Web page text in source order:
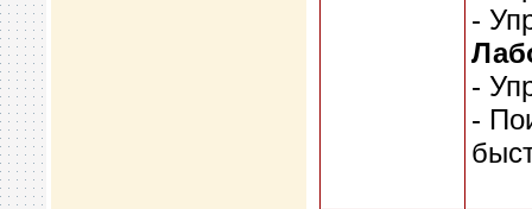
-
-
-